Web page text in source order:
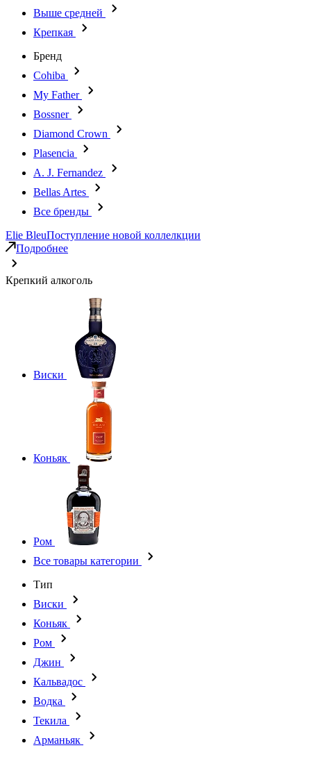
Выше средней
Крепкая
Бренд
Cohiba
My Father
Bossner
Diamond Crown
Plasencia
A. J. Fernandez
Bellas Artes
Все бренды
Elie BleuПоступление новой коллелкции
Подробнее
Крепкий алкоголь
Виски
Коньяк
Ром
Все товары категории
Тип
Виски
Коньяк
Ром
Джин
Кальвадос
Водка
Текила
Арманьяк